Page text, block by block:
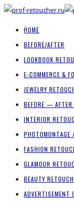
HOME
BEFORE/AFTER
LOOKBOOK
E-COMMERCE &
JEWELRY
BEFORE —
INTERIOR
FASHION
GLAMOUR
BEAUTY RETOUCH